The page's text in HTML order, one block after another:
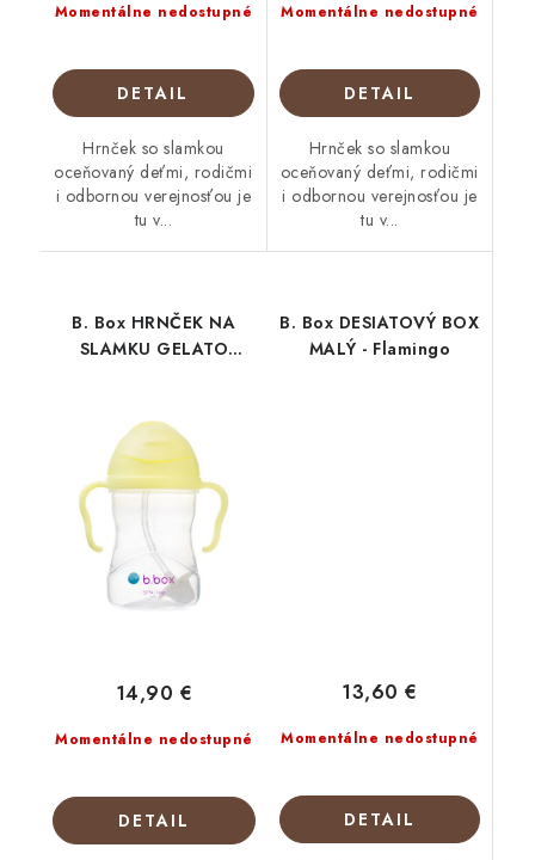
Momentálne nedostupné
DETAIL
Hrnček so slamkou
oceňovaný deťmi, rodičmi
i odbornou verejnosťou je
tu v...
Momentálne nedostupné
DETAIL
Hrnček so slamkou
oceňovaný deťmi, rodičmi
i odbornou verejnosťou je
tu v...
B. Box HRNČEK NA
SLAMKU GELATO
Momentálne nedostupné
14,90 €
DETAIL
B. Box DESIATOVÝ BOX
MALÝ - Flamingo
Momentálne nedostupné
13,60 €
DETAIL